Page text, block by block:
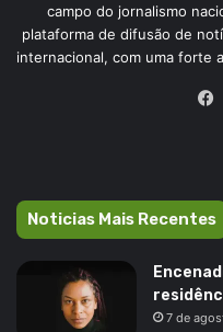
campo do jornalismo
plataforma de difusão de
internacional, com uma forte
Noticias Mais Recentes
7 de